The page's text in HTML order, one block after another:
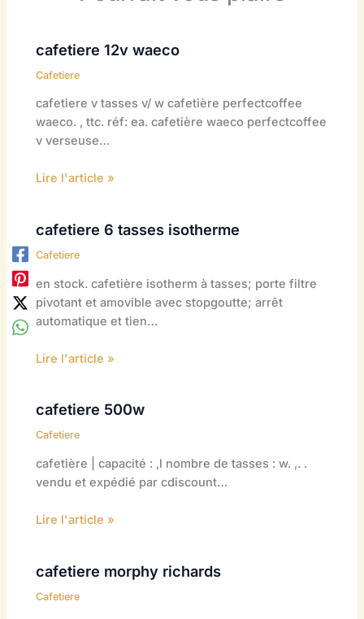
cafetiere 12v waeco
Cafetiere
cafetiere v tasses v/ w cafetière perfectcoffee
waeco. , ttc. réf: ea. cafetière waeco perfectcoffee
v verseuse…
Lire l'article »
cafetiere 6 tasses isotherme
Cafetiere
en stock. cafetière isotherm à tasses; porte filtre
pivotant et amovible avec stopgoutte; arrêt
automatique et tien…
Lire l'article »
cafetiere 500w
Cafetiere
cafetière | capacité : ,l nombre de tasses : w. ,. .
vendu et expédié par cdiscount…
Lire l'article »
cafetiere morphy richards
Cafetiere